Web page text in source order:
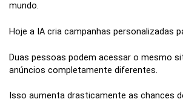
mundo.
Hoje a IA cria campanhas personalizadas
Duas pessoas podem acessar o mesmo
anúncios completamente diferentes.
Isso aumenta drasticamente as chances